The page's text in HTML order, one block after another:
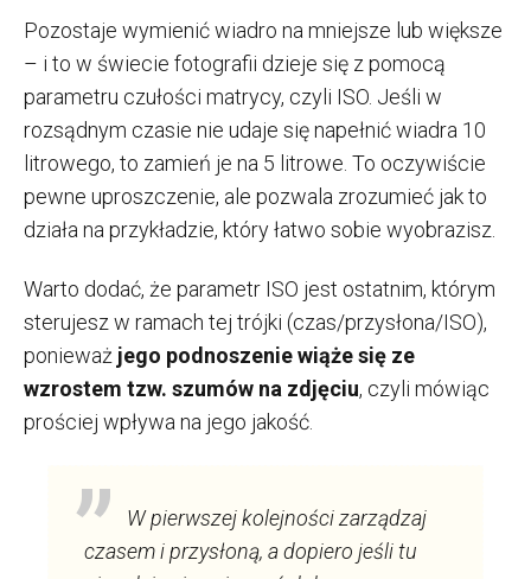
Pozostaje wymienić wiadro na mniejsze lub większe
– i to w świecie fotografii dzieje się z pomocą
parametru czułości matrycy, czyli ISO. Jeśli w
rozsądnym czasie nie udaje się napełnić wiadra 10
litrowego, to zamień je na 5 litrowe. To oczywiście
pewne uproszczenie, ale pozwala zrozumieć jak to
działa na przykładzie, który łatwo sobie wyobrazisz.
Warto dodać, że parametr ISO jest ostatnim, którym
sterujesz w ramach tej trójki (czas/przysłona/ISO),
ponieważ jego podnoszenie wiąże się ze
wzrostem tzw. szumów na zdjęciu, czyli mówiąc
prościej wpływa na jego jakość.
W pierwszej kolejności zarządzaj
czasem i przysłoną, a dopiero jeśli tu